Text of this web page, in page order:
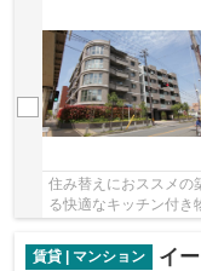
住み替えにおススメの
る快適なキッチン付き
賃貸 | マンション
イ